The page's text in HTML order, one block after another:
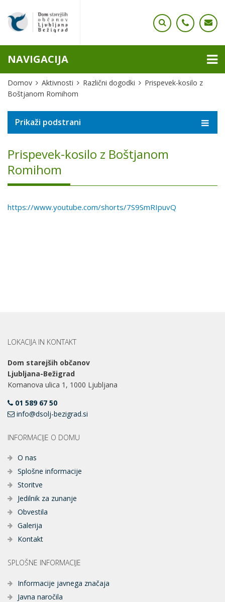
NAVIGACIJA
Domov Aktivnosti Različni dogodki
Prispevek-kosilo z
Boštjanom Romihom
Prikaži podstrani
Prispevek-kosilo z Boštjanom
Romihom
https://www.youtube.com/shorts/7S9SmRIpuvQ
LOKACIJA IN KONTAKT
Dom starejših občanov
Ljubljana-Bežigrad
Komanova ulica 1, 1000 Ljubljana
01 589 67 50
info@dsolj-bezigrad.si
INFORMACIJE O DOMU
O nas
Splošne informacije
Storitve
Jedilnik za zunanje
Obvestila
Galerija
Kontakt
SPLOŠNE INFORMACIJE
Informacije javnega značaja
Javna naročila